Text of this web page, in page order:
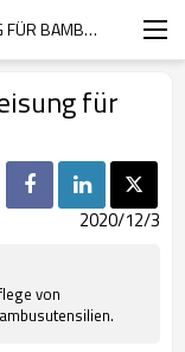
ALLGEMEINE GEBRAUCHSANWEISUNG FÜR BAMBUSUTENSILIEN
für
2020/12/3
von